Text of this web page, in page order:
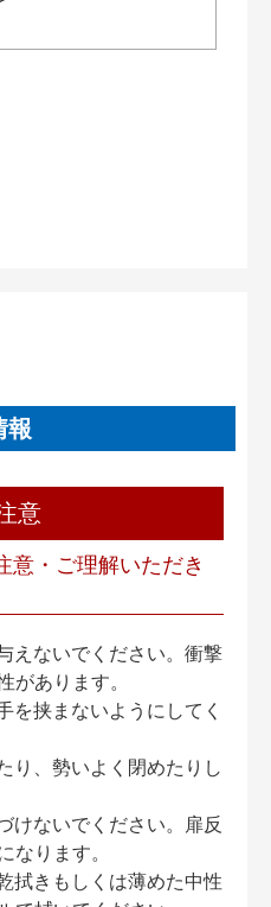
報
意
意・ご理解いただき
えないでください。衝撃
があります。
挟まないようにしてく
り、勢いよく閉めたりし
けないでください。扉反
なります。
拭きもしくは薄めた中性